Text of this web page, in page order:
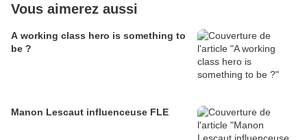
Vous aimerez aussi
A working class hero is something to
be ?
Manon Lescaut influenceuse FLE